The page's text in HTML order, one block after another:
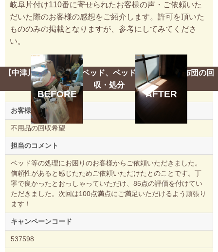
岐阜片付け110番に寄せられたお客様の声・ご依頼いた
だいた際のお客様の感想をご紹介します。許可を頂いた
もののみの掲載となりますが、参考にしてみてくださ
い。
【中津川市】シングルベッド、ベッドマットレス、布団の回
収・処分
BEFORE AFTER
お客様のご要望
不用品の回収希望
担当のコメント
ベッド等の処理にお困りのお客様からご依頼いただきました。
信頼性があると感じたためご依頼いただけたとのことです。丁
寧で良かったとおっしゃっていただけ、85点の評価を付けてい
ただきました。次回は100点満点にご満足いただけるよう頑張り
ます！
キャンペーンコード
537598